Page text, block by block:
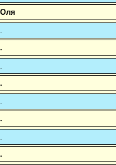
Оля
.
.
.
.